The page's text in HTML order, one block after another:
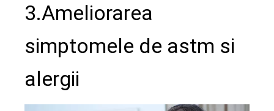
3.Ameliorarea
simptomele de astm si
alergii